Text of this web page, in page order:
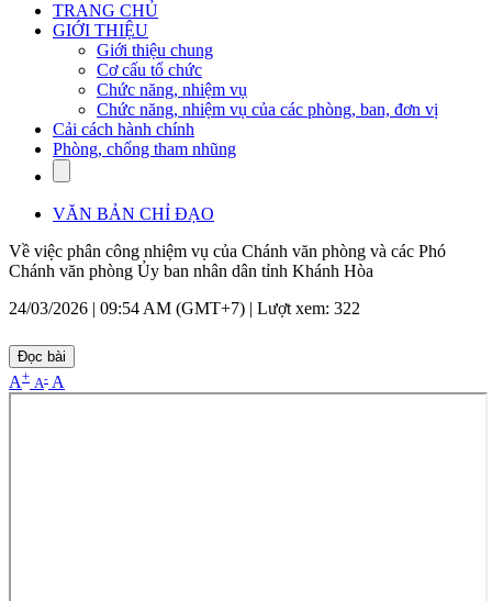
TRANG CHỦ
GIỚI THIỆU
Giới thiệu chung
Cơ cấu tổ chức
Chức năng, nhiệm vụ
Chức năng, nhiệm vụ của các phòng, ban, đơn vị
Cải cách hành chính
Phòng, chống tham nhũng
VĂN BẢN CHỈ ĐẠO
Về việc phân công nhiệm vụ của Chánh văn phòng và các Phó
Chánh văn phòng Ủy ban nhân dân tỉnh Khánh Hòa
24/03/2026 | 09:54 AM (GMT+7) | Lượt xem: 322
Đọc bài
A+ A- A